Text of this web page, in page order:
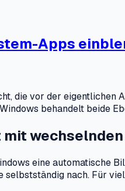
Apps
die vor der eigentlichen
behandelt beide
eine automatische
selbstständig nach. Für